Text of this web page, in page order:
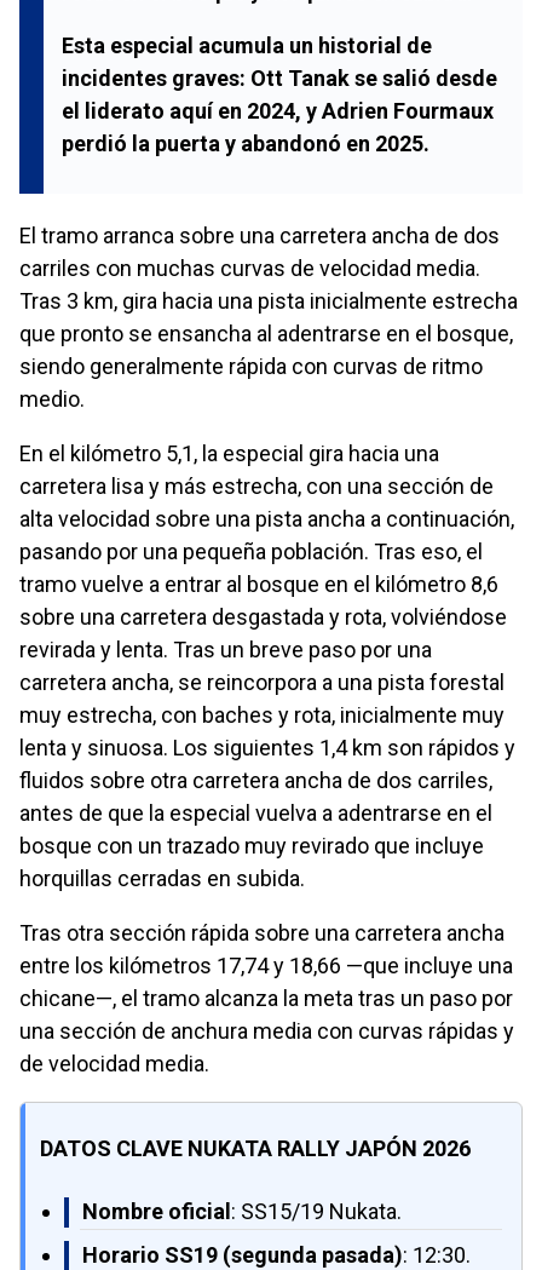
Esta especial acumula un historial de
incidentes graves: Ott Tanakse salió desde
el liderato aquí en 2024, yAdrien Fourmaux
perdió la puerta y abandonó en 2025.
El tramo arranca sobre una carretera ancha de dos
carriles con muchas curvas de velocidad media.
Tras 3 km, gira hacia una pista inicialmente estrecha
que pronto se ensancha al adentrarse en el bosque,
siendo generalmente rápida con curvas de ritmo
medio.
En el kilómetro 5,1, la especial gira hacia una
carretera lisa y más estrecha, con una sección de
alta velocidad sobre una pista ancha a continuación,
pasando por una pequeña población. Tras eso, el
tramo vuelve a entrar al bosque en el kilómetro 8,6
sobre una carretera desgastada y rota, volviéndose
revirada y lenta. Tras un breve paso por una
carretera ancha, se reincorpora a una pista forestal
muy estrecha, con baches y rota, inicialmente muy
lenta y sinuosa. Los siguientes 1,4 km son rápidos y
fluidos sobre otra carretera ancha de dos carriles,
antes de que la especial vuelva a adentrarse en el
bosque con un trazado muy revirado que incluye
horquillas cerradas en subida.
Tras otra sección rápida sobre una carretera ancha
entre los kilómetros 17,74 y 18,66 —que incluye una
chicane—, el tramo alcanza la meta tras un paso por
una sección de anchura media con curvas rápidas y
de velocidad media.
DATOS CLAVE NUKATA RALLY JAPÓN 2026
Nombre oficial: SS15/19 Nukata.
Horario SS19 (segunda pasada): 12:30.